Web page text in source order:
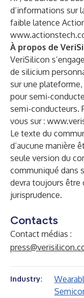
d’informations sur
faible latence
À propos de
VeriSilicon
de silicium
sur une
pour semi-
semi-conducteurs.
vous sur :
Le texte du
d’aucune manière
seule version du
communiqué dans
devra toujours être
jurisprudence.
Contacts
Contact médias :
Industry: